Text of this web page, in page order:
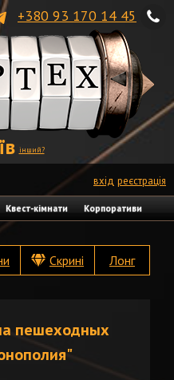
+380 93 170 14 45
інший?
вхід реєстрація
Квест-кімнати Корпоративи
Скрині Лонг
пешеходных